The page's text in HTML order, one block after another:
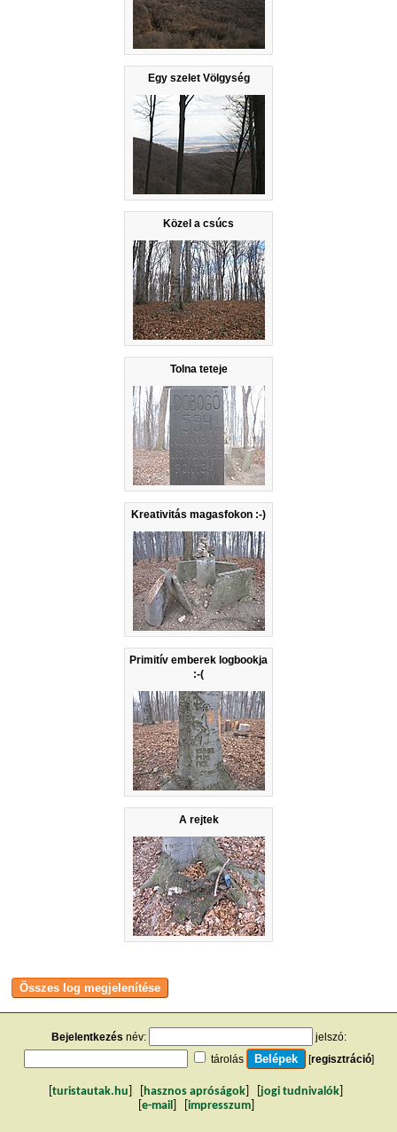
Egy szelet Völgység
Közel a csúcs
Tolna teteje
Kreativitás magasfokon :-)
Primitív emberek logbookja
:-(
A rejtek
Bejelentkezés név:
jelszó:
tárolás
[regisztráció]
turistautak.hu hasznos apróságok jogi tudnivalók
e-mail impresszum]